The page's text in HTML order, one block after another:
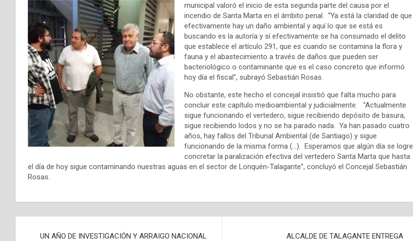
municipal valoró el inicio de esta segunda parte del causa por el
incendio de Santa Marta en el ámbito penal. “Ya está la claridad de que
efectivamente hay un daño ambiental y aquí lo que se está es
buscando es la autoría y sí efectivamente se ha consumado el delito
que establece el artículo 291, que es cuando se contamina la flora y
fauna y el abastecimiento a través de daños que pueden ser
bacteriológico o contaminante que es el caso concreto que informó
hoy día el fiscal”, subrayó Sebastián Rosas.
No obstante, este hecho el concejal insistió que falta mucho para
concluir este capítulo medioambiental y judicialmente. “Actualmente
sigue funcionando el vertedero, sigue recibiendo depósito de basura,
sigue recibiendo lodos y no se ha parado nada. Ya han pasado cuatro
años, hay fallos del Tribunal Ambiental (de Santiago) y sigue
funcionando de la misma forma (…). Esperamos que algún día se logre
concretar la paralización efectiva del vertedero Santa Marta que hasta
el día de hoy sigue contaminando nuestras aguas en el sector de Lonquén-Talagante”, concluyó el Concejal Sebastián
Rosas.
UN AÑO DE INVESTIGACIÓN Y ARRAIGO NACIONAL
ALCALDE DE TALAGANTE ENTREGA